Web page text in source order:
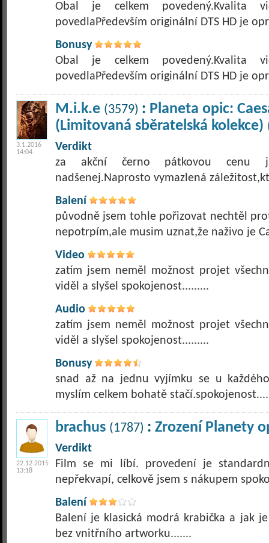
Obal je celkem
povedlaPředevším originální DTS HD je
Bonusy
Obal je celkem
povedlaPředevším originální DTS HD je
3.1.2016
14:04
M.i.k.e (3579) : Planeta opic:
(Limitovaná sběratelská kolekce)
Verdikt
za akční černo pátkovou cenu
nadšenej.Naprosto vymazlená
Balení
původně jsem tohle pořizovat nechtěl
nepotrpím,ale musim uznat,že naživo je
Video
zatím jsem neměl možnost projet
viděl a slyšel spokojenost.........
Audio
zatím jsem neměl možnost projet
viděl a slyšel spokojenost.........
Bonusy
snad až na jednu vyjímku se u
myslím celkem bohatě stačí.spokojenost....
22.12.2015
13:18
brachus (1787) : Zrození Planety
Verdikt
Film se mi líbí. provedení je
nepřekvapí, celkově jsem s nákupem
Balení
Balení je klasická modrá krabička a jak
bez vnitřního artworku.......